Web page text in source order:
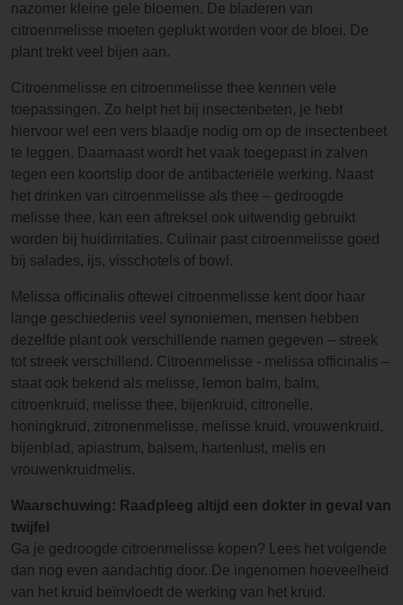
nazomer kleine gele bloemen. De bladeren van
citroenmelisse moeten geplukt worden voor de bloei. De
plant trekt veel bijen aan.
Citroenmelisse en citroenmelisse thee kennen vele
toepassingen. Zo helpt het bij insectenbeten, je hebt
hiervoor wel een vers blaadje nodig om op de insectenbeet
te leggen. Daarnaast wordt het vaak toegepast in zalven
tegen een koortslip door de antibacteriële werking. Naast
het drinken van citroenmelisse als thee – gedroogde
melisse thee, kan een aftreksel ook uitwendig gebruikt
worden bij huidirritaties. Culinair past citroenmelisse goed
bij salades, ijs, visschotels of bowl.
Melissa officinalis oftewel citroenmelisse kent door haar
lange geschiedenis veel synoniemen, mensen hebben
dezelfde plant ook verschillende namen gegeven – streek
tot streek verschillend. Citroenmelisse - melissa officinalis –
staat ook bekend als melisse, lemon balm, balm,
citroenkruid, melisse thee, bijenkruid, citronelle,
honingkruid, zitronenmelisse, melisse kruid, vrouwenkruid,
bijenblad, apiastrum, balsem, hartenlust, melis en
vrouwenkruidmelis.
Waarschuwing: Raadpleeg altijd een dokter in geval van
twijfel
Ga je gedroogde citroenmelisse kopen? Lees het volgende
dan nog even aandachtig door. De ingenomen hoeveelheid
van het kruid beïnvloedt de werking van het kruid.